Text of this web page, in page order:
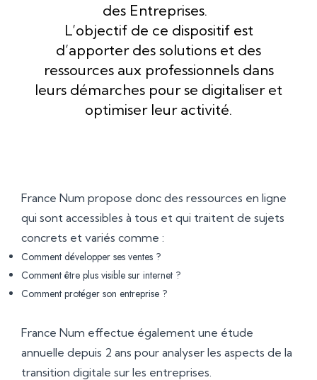
des Entreprises.
L’objectif de ce dispositif est
d’apporter des solutions et des
ressources aux professionnels dans
leurs démarches pour se digitaliser et
optimiser leur activité.
France Num propose donc des ressources en ligne
qui sont accessibles à tous et qui traitent de sujets
concrets et variés comme :
Comment développer ses ventes ?
Comment être plus visible sur internet ?
Comment protéger son entreprise ?
France Num effectue également une étude
annuelle depuis 2 ans pour analyser les aspects de la
transition digitale sur les entreprises.